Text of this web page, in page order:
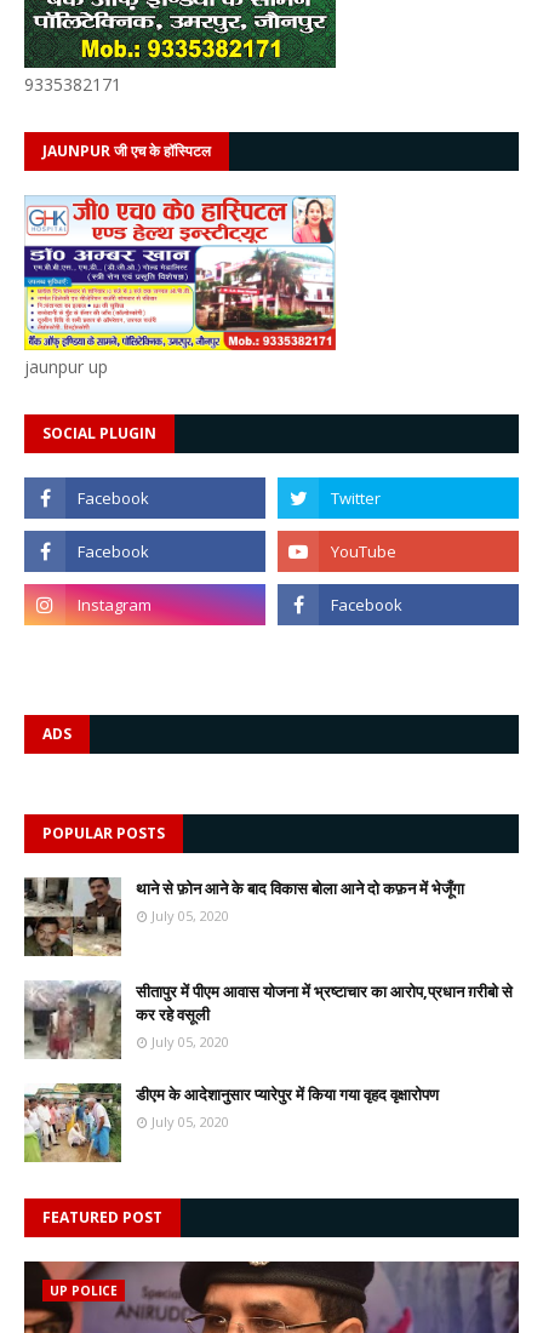
9335382171
JAUNPUR जी एच के हॉस्पिटल
jaunpur up
SOCIAL PLUGIN
ADS
POPULAR POSTS
थाने से फ़ोन आने के बाद विकास बोला आने दो कफ़न में भेजूँगा
July 05, 2020
सीतापुर में पीएम आवास योजना में भ्रष्टाचार का आरोप,प्रधान ग़रीबो से
कर रहे वसूली
July 05, 2020
डीएम के आदेशानुसार प्यारेपुर में किया गया वृहद वृक्षारोपण
July 05, 2020
FEATURED POST
UP POLICE